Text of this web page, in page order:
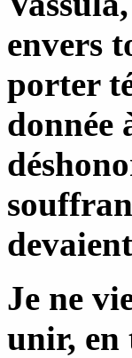
envers
porter
donnée
Je ne
unir, en